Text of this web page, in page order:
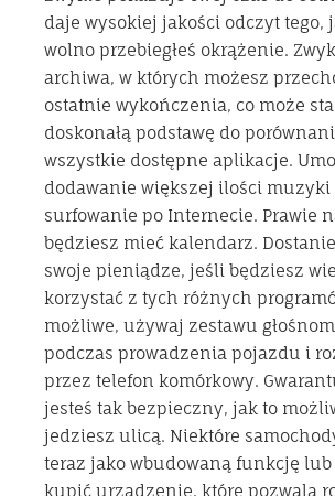
daje wysokiej jakości odczyt tego,
wolno przebiegłeś okrążenie.
archiwa, w których możesz
ostatnie wykończenia, co może
doskonałą podstawę do
wszystkie dostępne aplikacje.
dodawanie większej ilości
surfowanie po Internecie. Prawie
będziesz mieć kalendarz.
swoje pieniądze, jeśli będziesz
korzystać z tych różnych
możliwe, używaj zestawu
podczas prowadzenia pojazdu i
przez telefon komórkowy.
jesteś tak bezpieczny, jak to
jedziesz ulicą. Niektóre
teraz jako wbudowaną funkcję lub
kupić urządzenie, które pozwala